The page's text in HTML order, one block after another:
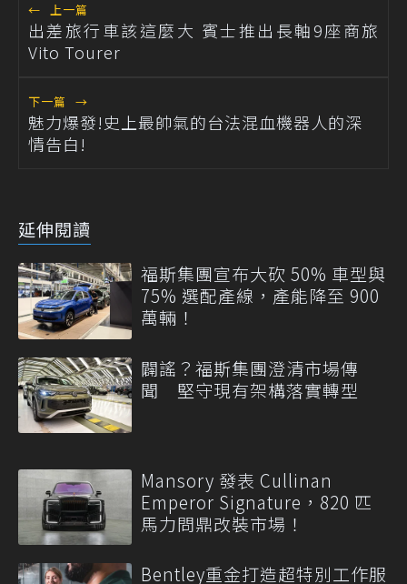
← 上一篇
出差旅行車該這麼大 賓士推出長軸9座商旅
Vito Tourer
下一篇 →
魅力爆發!史上最帥氣的台法混血機器人的深
情告白!
延伸閱讀
福斯集團宣布大砍 50% 車型與
75% 選配產線，產能降至 900
萬輛！
闢謠？福斯集團澄清市場傳
聞 堅守現有架構落實轉型
Mansory 發表 Cullinan
Emperor Signature，820 匹
馬力問鼎改裝市場！
Bentley重金打造超特別工作服